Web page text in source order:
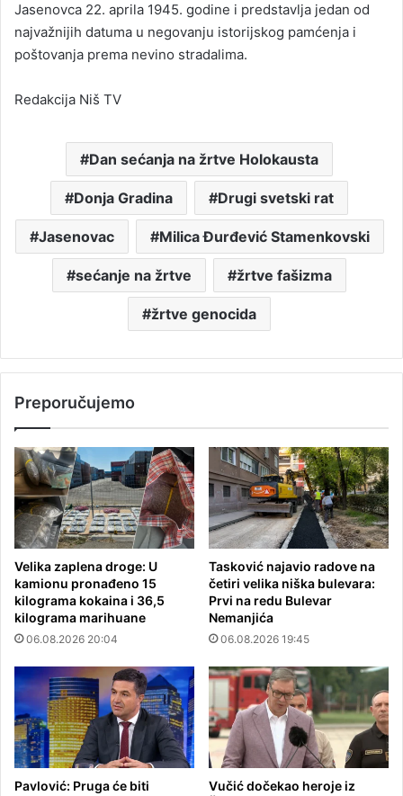
Jasenovca 22. aprila 1945. godine i predstavlja jedan od
najvažnijih datuma u negovanju istorijskog pamćenja i
poštovanja prema nevino stradalima.
Redakcija Niš TV
Dan sećanja na žrtve Holokausta
Donja Gradina Drugi svetski rat
Jasenovac Milica Đurđević Stamenkovski
sećanje na žrtve žrtve fašizma
žrtve genocida
Preporučujemo
Velika zaplena droge: U
kamionu pronađeno 15
kilograma kokaina i 36,5
kilograma marihuane
06.08.2026 20:04
Tasković najavio radove na
četiri velika niška bulevara:
Prvi na redu Bulevar
Nemanjića
06.08.2026 19:45
Pavlović: Pruga će biti
Vučić dočekao heroje iz